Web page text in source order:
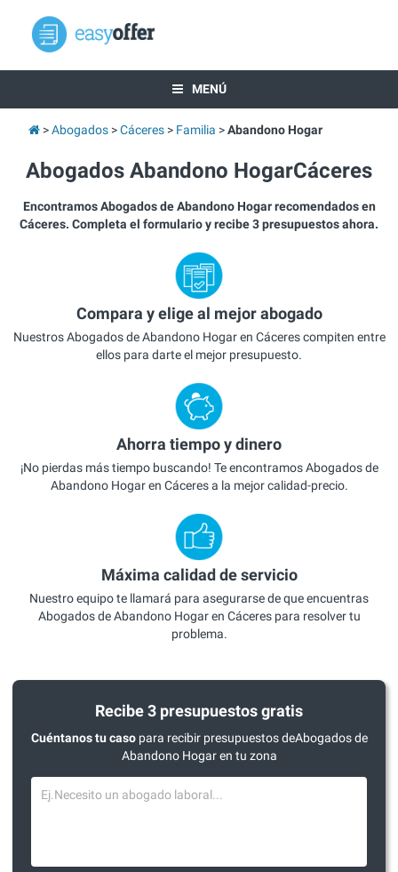
MENÚ
Abogados Cáceres Familia Abandono Hogar
Abogados Abandono HogarCáceres
Encontramos Abogados de Abandono Hogar recomendados en
Cáceres. Completa el formulario y recibe 3 presupuestos ahora.
Compara y elige al mejor abogado
Nuestros Abogados de Abandono Hogar en Cáceres compiten entre
ellos para darte el mejor presupuesto.
Ahorra tiempo y dinero
¡No pierdas más tiempo buscando! Te encontramos Abogados de
Abandono Hogar en Cáceres a la mejor calidad-precio.
Máxima calidad de servicio
Nuestro equipo te llamará para asegurarse de que encuentras
Abogados de Abandono Hogar en Cáceres para resolver tu
problema.
Recibe 3 presupuestos gratis
Cuéntanos tu casopara recibir presupuestos deAbogados de
Abandono Hogar en tu zona